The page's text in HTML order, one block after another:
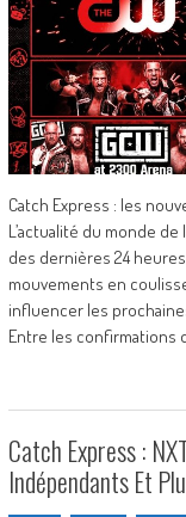
Catch Express : les
L’actualité du monde
des dernières 24
mouvements en
influencer les
Entre les confirmations
Catch Express :
Indépendants Et